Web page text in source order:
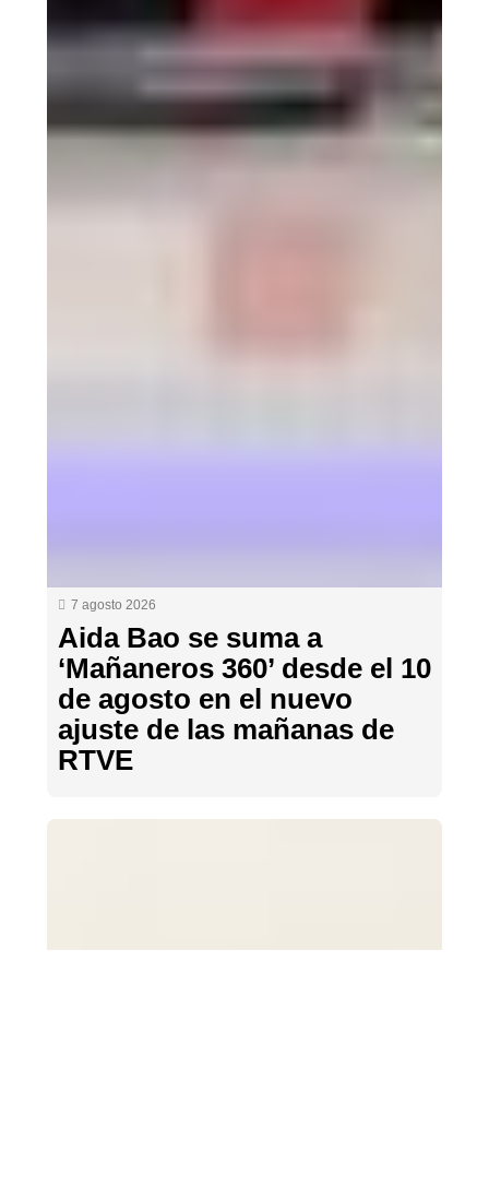
7 agosto 2026
Aida Bao se suma a
‘Mañaneros 360’ desde el 10
de agosto en el nuevo
ajuste de las mañanas de
RTVE